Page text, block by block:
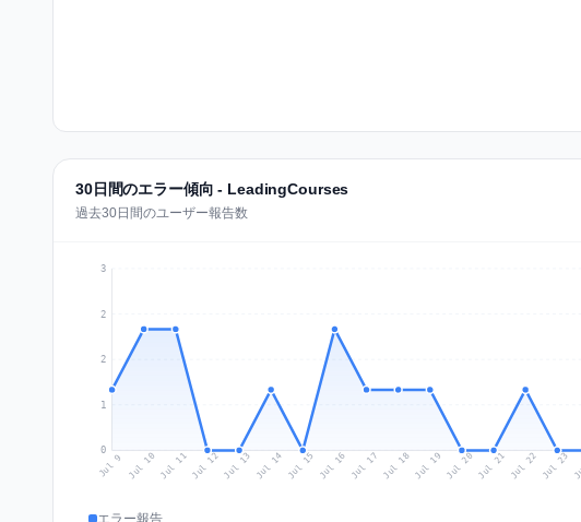
30日間のエラー傾向 - LeadingCourses
過去30日間のユーザー報告数
0
1
2
2
3
Jul 9 Jul 10 Jul 11Jul 12Jul 13 Jul 14 Jul 15 Jul 16 Jul 17 Jul 18Jul 19 Jul 20 Jul 21 Jul 22 Jul 23
エラー報告